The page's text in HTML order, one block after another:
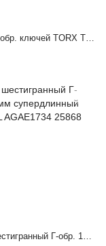
Набор Г-обр. ключей TORX T10-T50 9ед. длинных с отверстием TOPTUL GAAL0919
Ключ шестигранный Г-обр. 17мм супердлинный TOPTUL AGAE1734